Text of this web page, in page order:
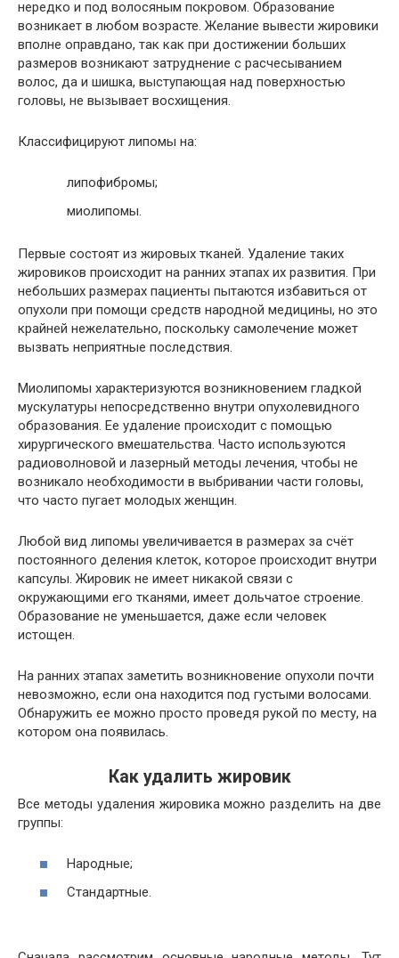
нередко и под волосяным покровом. Образование
возникает в любом возрасте. Желание вывести жировики
вполне оправдано, так как при достижении больших
размеров возникают затруднение с расчесыванием
волос, да и шишка, выступающая над поверхностью
головы, не вызывает восхищения.
Классифицируют липомы на:
липофибромы;
миолипомы.
Первые состоят из жировых тканей. Удаление таких
жировиков происходит на ранних этапах их развития. При
небольших размерах пациенты пытаются избавиться от
опухоли при помощи средств народной медицины, но это
крайней нежелательно, поскольку самолечение может
вызвать неприятные последствия.
Миолипомы характеризуются возникновением гладкой
мускулатуры непосредственно внутри опухолевидного
образования. Ее удаление происходит с помощью
хирургического вмешательства. Часто используются
радиоволновой и лазерный методы лечения, чтобы не
возникало необходимости в выбривании части головы,
что часто пугает молодых женщин.
Любой вид липомы увеличивается в размерах за счёт
постоянного деления клеток, которое происходит внутри
капсулы. Жировик не имеет никакой связи с
окружающими его тканями, имеет дольчатое строение.
Образование не уменьшается, даже если человек
истощен.
На ранних этапах заметить возникновение опухоли почти
невозможно, если она находится под густыми волосами.
Обнаружить ее можно просто проведя рукой по месту, на
котором она появилась.
Как удалить жировик
Все методы удаления жировика можно разделить на две
группы:
Народные;
Стандартные.